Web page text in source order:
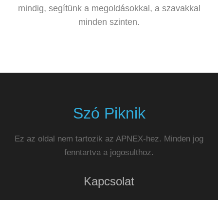
mindig, segítünk a megoldásokkal, a szavakkal
minden szinten.
Szó Piknik
Ez az oldal nem tartozik az APNEX-hez. Minden jog
fenntartva a jogosulthoz.
Kapcsolat